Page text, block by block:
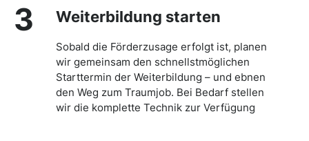
3 Weiterbildung starten
Sobald die Förderzusage erfolgt ist, planen
wir gemeinsam den schnellstmöglichen
Starttermin der Weiterbildung – und ebnen
den Weg zum Traumjob. Bei Bedarf stellen
wir die komplette Technik zur Verfügung